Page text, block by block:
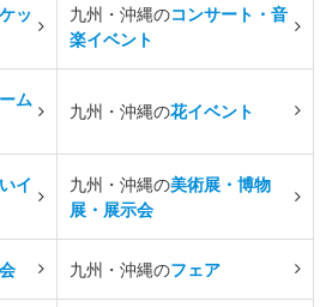
ッ
九州・沖縄のコンサート・音
楽イベント
ム
九州・沖縄の花イベント
イ
九州・沖縄の美術展・博物
展・展示会
九州・沖縄のフェア